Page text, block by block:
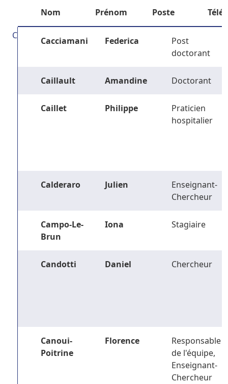
Nom Prénom Poste
C Cacciamani Federica
Post
doctorant
Caillault Amandine Doctorant
Caillet Philippe
Praticien
hospitalier
Calderaro Julien
Enseignant-
Chercheur
Campo-Le-
Brun
Iona Stagiaire
Candotti Daniel Chercheur
Canoui-
Poitrine
Florence
Responsable
de l'équipe,
Enseignant-
Chercheur